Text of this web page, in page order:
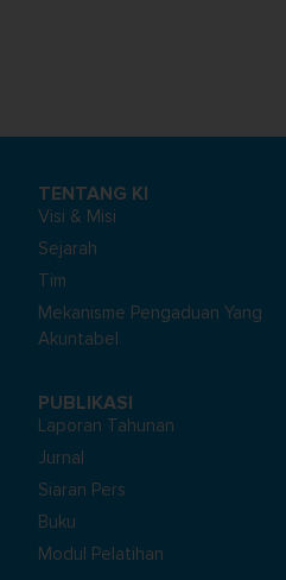
TENTANG KI
Visi & Misi
Sejarah
Tim
Mekanisme Pengaduan Yang
Akuntabel
PUBLIKASI
Laporan Tahunan
Jurnal
Siaran Pers
Buku
Modul Pelatihan